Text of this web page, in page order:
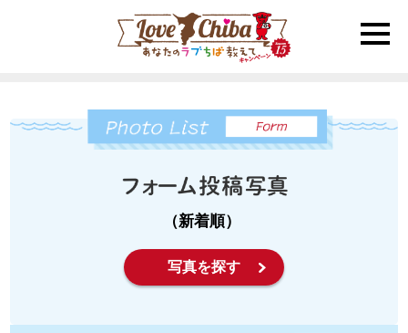
toggle
（新着順）
写真を探す